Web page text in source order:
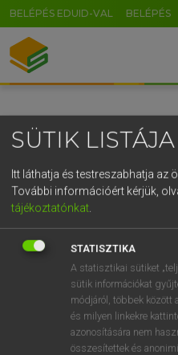
BELÉPÉS EDUID-VAL BELÉPÉS
SÜTIK LISTÁJA
Itt láthatja és testreszabhatja az
További információért kérjük,
tájékoztatónkat
STATISZTIKA
A statisztikai sütiket
sütik információkat
módjáról, többek között
és milyen linkekre
azonosítására nem
összesítettek és
GR
5
g h k l
v b n m ,